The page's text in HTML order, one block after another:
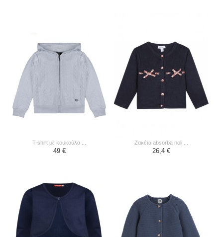
t-shirt με κουκούλα ...
49 €
ζακέτα absorba noli ...
26,4 €